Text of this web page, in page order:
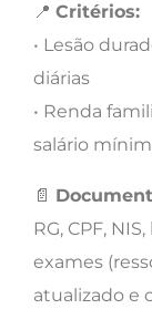
📍 Critérios:
• Lesão
diárias
• Renda
salário
📄
RG, CPF,
exames
atualizado e